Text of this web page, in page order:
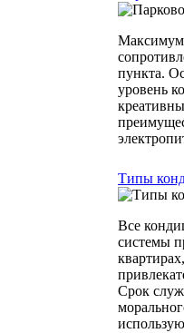
Максимум
пункта.
уровень
Типы
Все
системы
Срок